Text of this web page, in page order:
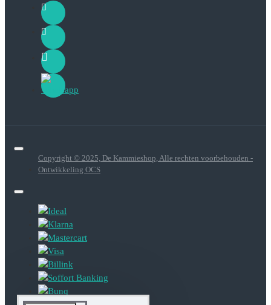
Copyright © 2025, De Kammieshop, Alle rechten voorbehouden -
Ontwikkeling OCS